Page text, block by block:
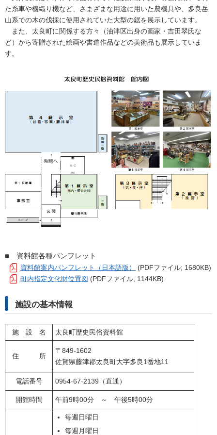
た糸車や機織り機など、さまざまな用途に用いた農機具や、多良岳
山系での木の伐採に使用されていた大型の鋸を展示しています。
また、太良町に関係する方々（油津区出身の画家・吉田翠氏な
ど）から寄贈された絵画や書道作品などの美術品も展示していま
す。
■ 資料館各種パンフレット
資料館案内パンフレット（日本語版）
(PDFファイル; 1680KB)
町内指定文化財位置図 (PDFファイル; 1144KB)
施設の基本情報
施 設 名 太良町歴史民俗資料館
住 所
〒849-1602
佐賀県藤津郡太良町大字多良1番地11
電話番号 0954-67-2139（直通）
開館時間 午前9時00分 ～ 午後5時00分
毎週日曜日
毎週月曜日